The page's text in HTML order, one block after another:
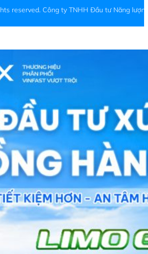
reserved. Công ty TNHH Đầu tư Năng